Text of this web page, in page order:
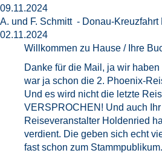
09.11.2024
A. und F. Schmitt - Donau-Kreuzfahrt
02.11.2024
Willkommen zu Hause / Ihre
Danke für die Mail, ja wir
war ja schon die 2. Phoenix-
Und es wird nicht die letzte
VERSPROCHEN! Und auch Ihr
Reiseveranstalter Holdenried
verdient. Die geben sich echt
fast schon zum